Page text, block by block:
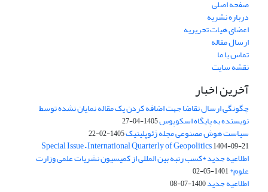
صفحه اصلی
درباره نشریه
اعضای هیات تحریریه
ارسال مقاله
تماس با ما
نقشه سایت
آخرین اخبار
چگونگی ارسال تقاضا جهت اضافه کردن یک مقاله نمایان نشده توسط
نویسنده به پایگاه اسکوپوس1405-04-27
سیاست هوش مصنوعی مجله ژئوپلیتیک1405-02-22
Special Issue – International Quarterly of Geopolitics1404-09-21
اطلاعیه جدید *کسب رتبه بین المللی از کمیسیون نشریات علمی وزارت
علوم*1401-05-02
اطلاعیه جدید1400-07-08